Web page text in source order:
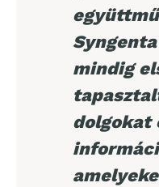
mindig
dolgokat